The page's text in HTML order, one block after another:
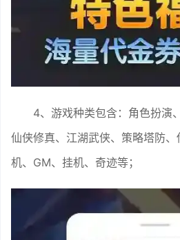
4、游戏种类包含：角色扮演
仙侠修真、江湖武侠、策略塔防
机、GM、挂机、奇迹等；